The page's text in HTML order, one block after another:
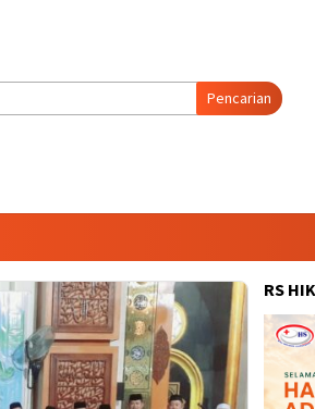
Pencarian
RS